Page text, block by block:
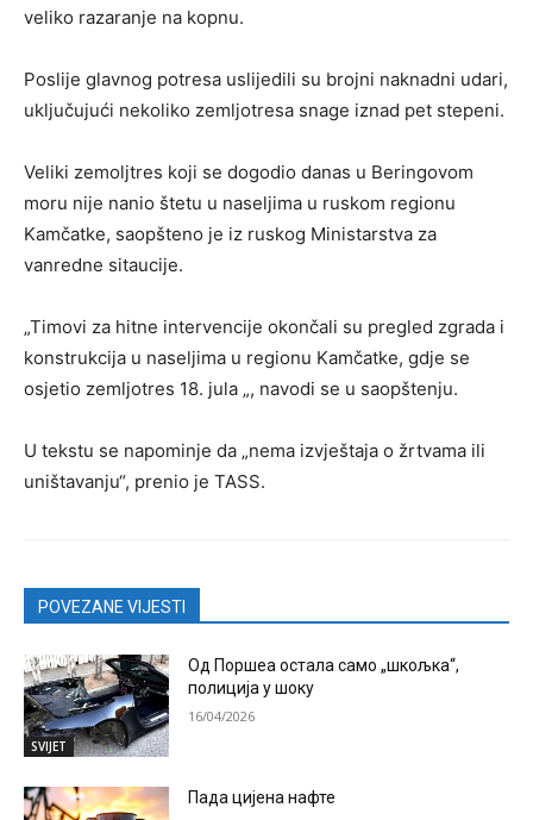
veliko razaranje na kopnu.
Poslije glavnog potresa uslijedili su brojni naknadni udari,
uključujući nekoliko zemljotresa snage iznad pet stepeni.
Veliki zemoljtres koji se dogodio danas u Beringovom
moru nije nanio štetu u naseljima u ruskom regionu
Kamčatke, saopšteno je iz ruskog Ministarstva za
vanredne sitaucije.
„Timovi za hitne intervencije okončali su pregled zgrada i
konstrukcija u naseljima u regionu Kamčatke, gdje se
osjetio zemljotres 18. jula „, navodi se u saopštenju.
U tekstu se napominje da „nema izvještaja o žrtvama ili
uništavanju“, prenio je TASS.
POVEZANE VIJESTI
SVIJET
Од Поршеа остала само „шкољка“,
полиција у шоку
16/04/2026
Пада цијена нафте